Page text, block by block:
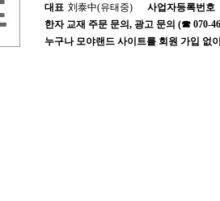
대표 刘泰中(유태중) 사업자등록번호
한자 교재 주문 문의, 광고 문의 (☎ 070-
누구나 모야랜드 사이트를 회원 가입 없